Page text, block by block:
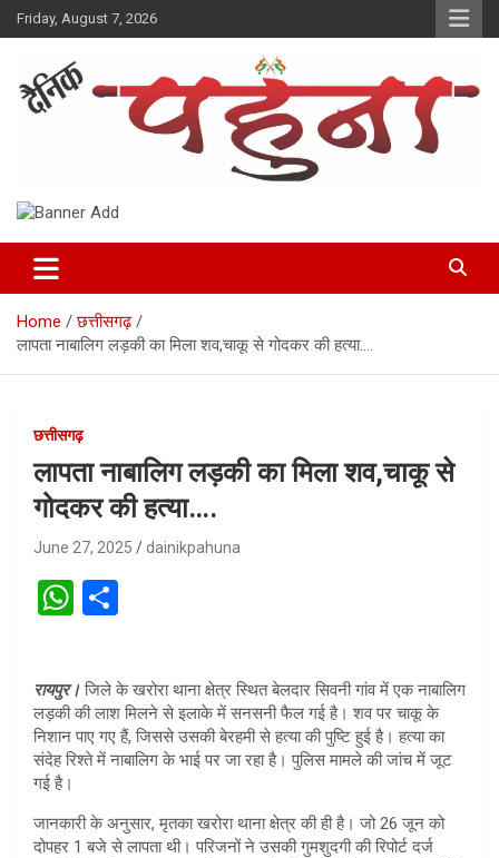
Skip
to
Friday, August 7, 2026
Dainik Pahuna
Home
छत्तीसगढ़
लापता नाबालिग लड़की का मिला शव,चाकू से गोदकर की हत्या….
छत्तीसगढ़
लापता नाबालिग लड़की का मिला शव,चाकू से
गोदकर की हत्या….
June 27, 2025 dainikpahuna
W
s
A
p
p
ar
e
रायपुर। जिले के खरोरा थाना क्षेत्र स्थित बेलदार सिवनी गांव में एक नाबालिग
लड़की की लाश मिलने से इलाके में सनसनी फैल गई है। शव पर चाकू के
निशान पाए गए हैं, जिससे उसकी बेरहमी से हत्या की पुष्टि हुई है। हत्या का
संदेह रिश्ते में नाबालिग के भाई पर जा रहा है। पुलिस मामले की जांच में जूट
गई है।
जानकारी के अनुसार, मृतका खरोरा थाना क्षेत्र की ही है। जो 26 जून को
दोपहर 1 बजे से लापता थी। परिजनों ने उसकी गुमशुदगी की रिपोर्ट दर्ज